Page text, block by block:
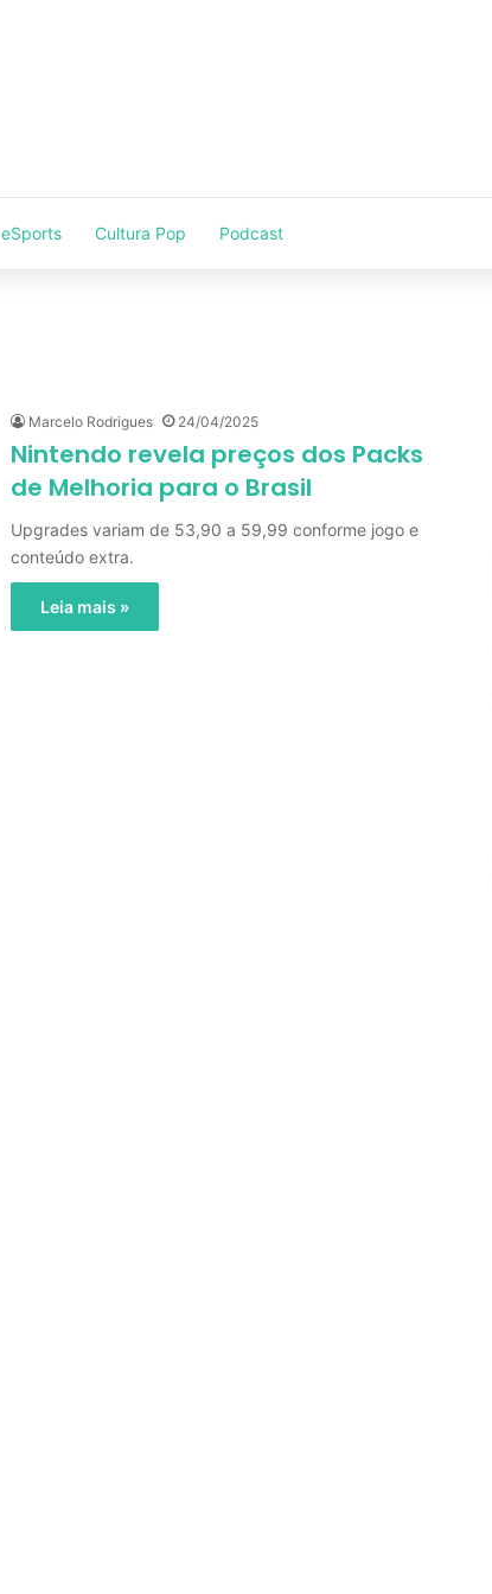
eSports Cultura Pop Podcast
Marcelo Rodrigues 24/04/2025
Nintendo revela preços dos Packs
de Melhoria para o Brasil
Upgrades variam de 53,90 a 59,99 conforme jogo e
conteúdo extra.
Leia mais »